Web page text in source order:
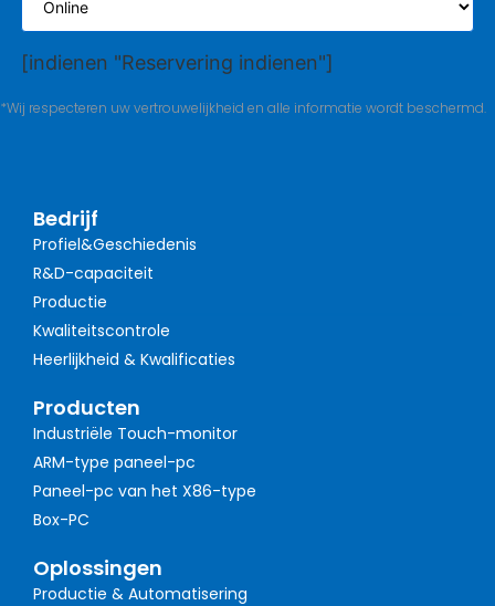
[indienen "Reservering indienen"]
*Wij respecteren uw vertrouwelijkheid en alle informatie wordt beschermd.
Bedrijf
Profiel&Geschiedenis
R&D-capaciteit
Productie
Kwaliteitscontrole
Heerlijkheid & Kwalificaties
Producten
Industriële Touch-monitor
ARM-type paneel-pc
Paneel-pc van het X86-type
Box-PC
Oplossingen
Productie & Automatisering